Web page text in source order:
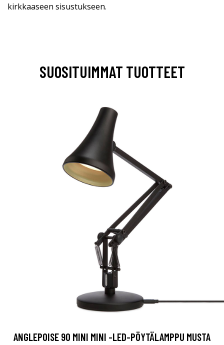
kirkkaaseen sisustukseen.
SUOSITUIMMAT TUOTTEET
ANGLEPOISE 90 MINI MINI -LED-PÖYTÄLAMPPU MUSTA